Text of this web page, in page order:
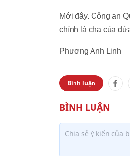
Mới đây, Công an
chính là cha của
Phương Anh Linh
Bình luận